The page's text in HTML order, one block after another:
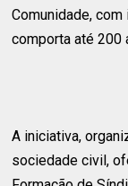
Comunidade,
comporta até 200
A iniciativa,
sociedade civil,